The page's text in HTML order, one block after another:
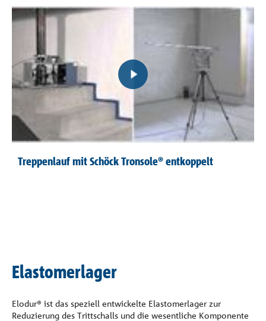
Treppenlauf mit Schöck Tronsole® entkoppelt
Elastomerlager
Elodur® ist das speziell entwickelte Elastomerlager zur
Reduzierung des Trittschalls und die wesentliche Komponente